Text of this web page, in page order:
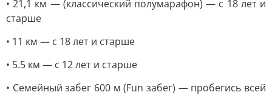
• 21,1 км — (классический полумарафон) — с 18 лет и
старше
• 11 км — с 18 лет и старше
• 5.5 км — с 12 лет и старше
• Семейный забег 600 м (Fun забег) — пробегись всей